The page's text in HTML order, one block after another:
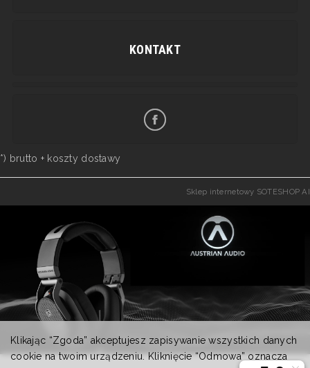
KONTAKT
*) brutto + koszty dostawy
Sklep internetowy SOTESHOP AI
Klikając “Zgoda” akceptujesz zapisywanie wszystkich danych
cookie na twoim urządzeniu. Kliknięcie “Odmowa” oznacza